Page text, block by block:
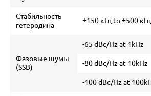
Cтабильность
гетеродина
±150 кГц to ±500 кГц
Фазовые шумы
(SSB)
-65 dBc/Hz at 1kHz
-80 dBc/Hz at 10kHz
-100 dBc/Hz at